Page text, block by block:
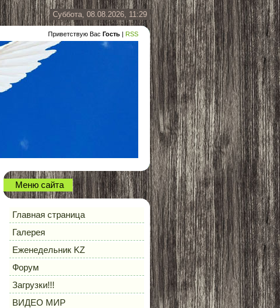
Суббота, 08.08.2026, 11:29
Приветствую Вас Гость | RSS
Меню сайта
Главная страница
Галерея
Еженедельник KZ
Форум
Загрузки!!!
ВИДЕО МИР